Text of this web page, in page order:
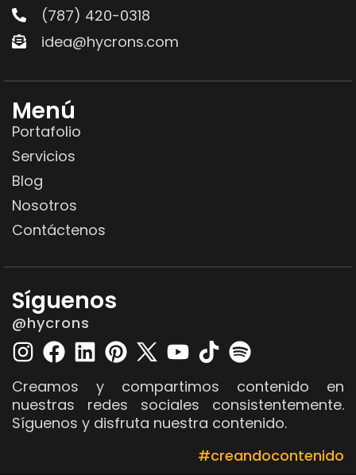
(787) 420-0318
idea@hycrons.com
Menú
Portafolio
Servicios
Blog
Nosotros
Contáctenos
Síguenos
@hycrons
Creamos y compartimos contenido en
nuestras redes sociales consistentemente.
Síguenos y disfruta nuestra contenido.
#creandocontenido